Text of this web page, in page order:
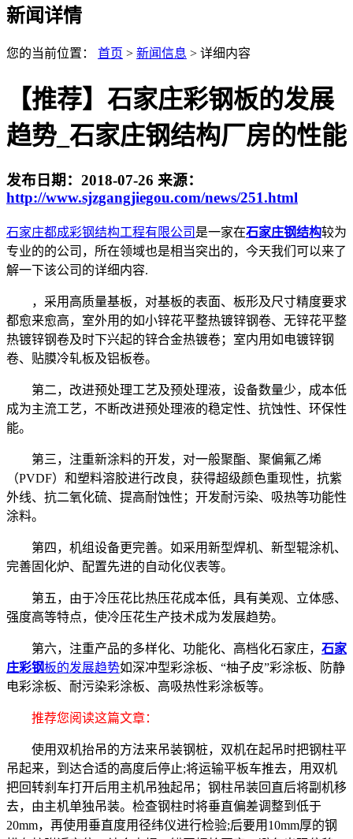
新闻详情
您的当前位置： 首页 > 新闻信息 > 详细内容
【推荐】石家庄彩钢板的发展
趋势_石家庄钢结构厂房的性能
发布日期： 2018-07-26 来源：
http://www.sjzgangjiegou.com/news/251.html
石家庄都成彩钢结构工程有限公司 是一家在石家庄钢结构较为
专业的的公司，所在领域也是相当突出的，今天我们可以来了
解一下该公司的详细内容.
，采用高质量基板，对基板的表面、板形及尺寸精度要求
都愈来愈高，室外用的如小锌花平整热镀锌钢卷、无锌花平整
热镀锌钢卷及时下兴起的锌合金热镀卷；室内用如电镀锌钢
卷、贴膜冷轧板及铝板卷。
第二，改进预处理工艺及预处理液，设备数量少，成本低
成为主流工艺，不断改进预处理液的稳定性、抗蚀性、环保性
能。
第三，注重新涂料的开发，对一般聚酯、聚偏氟乙烯
（PVDF）和塑料溶胶进行改良，获得超级颜色重现性，抗紫
外线、抗二氧化硫、提高耐蚀性；开发耐污染、吸热等功能性
涂料。
第四，机组设备更完善。如采用新型焊机、新型辊涂机、
完善固化炉、配置先进的自动化仪表等。
第五，由于冷压花比热压花成本低，具有美观、立体感、
强度高等特点，使冷压花生产技术成为发展趋势。
第六，注重产品的多样化、功能化、高档化石家庄， 石家
庄彩钢板的发展趋势如深冲型彩涂板、“柚子皮”彩涂板、防静
电彩涂板、耐污染彩涂板、高吸热性彩涂板等。
推荐您阅读这篇文章：
使用双机抬吊的方法来吊装钢桩，双机在起吊时把钢柱平
吊起来，到达合适的高度后停止;将运输平板车推去，用双机
把回转刹车打开后用主机吊独起吊；钢柱吊装回直后将副机移
去，由主机单独吊装。检查钢柱时将垂直偏差调整到低于
20mm，再使用垂直度用径纬仪进行检验;后要用10mm厚的钢